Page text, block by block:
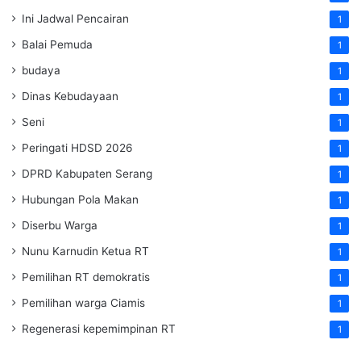
Ini Jadwal Pencairan 1
Balai Pemuda 1
budaya 1
Dinas Kebudayaan 1
Seni 1
Peringati HDSD 2026 1
DPRD Kabupaten Serang 1
Hubungan Pola Makan 1
Diserbu Warga 1
Nunu Karnudin Ketua RT 1
Pemilihan RT demokratis 1
Pemilihan warga Ciamis 1
Regenerasi kepemimpinan RT 1